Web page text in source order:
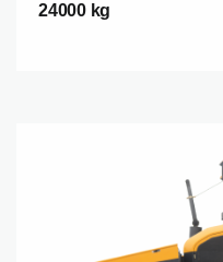
24000 kg